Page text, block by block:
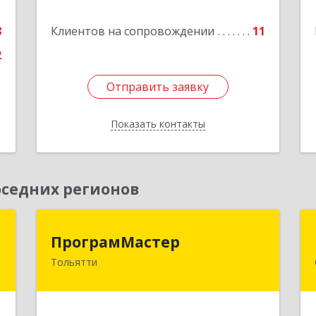
Клиентов на сопровождении 11
Отправить заявку
Показать контакты
Подробнее
Отправить заявку
Назад
регионов
ПрограмМастер
Тольятти
445004, Самарская обл, Тольятти г,